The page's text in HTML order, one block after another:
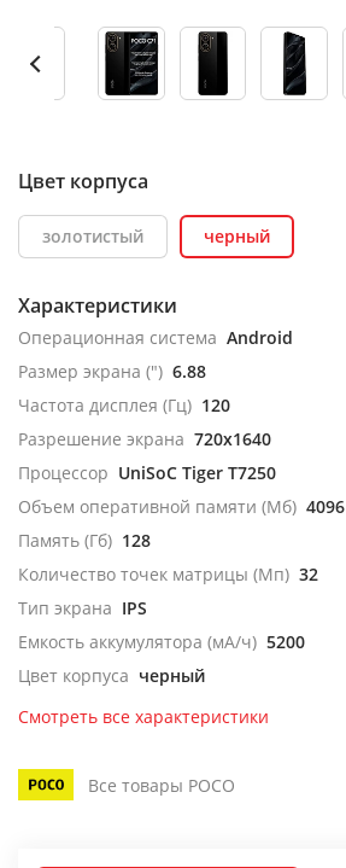
Цвет корпуса
золотистый черный
Характеристики
Операционная система Android
Размер экрана (") 6.88
Частота дисплея (Гц) 120
Разрешение экрана 720x1640
Процессор UniSoC Tiger T7250
Объем оперативной памяти (Мб) 4096
Память (Гб) 128
Количество точек матрицы (Мп) 32
Тип экрана IPS
Емкость аккумулятора (мА/ч) 5200
Цвет корпуса черный
Смотреть все характеристики
Все товары POCO